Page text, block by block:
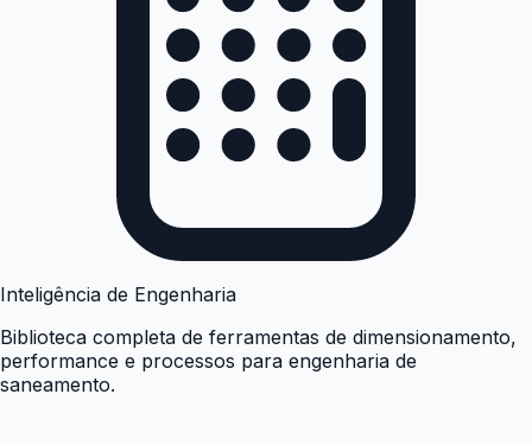
Inteligência de Engenharia
Biblioteca completa de ferramentas de dimensionamento,
performance e processos para engenharia de
saneamento.